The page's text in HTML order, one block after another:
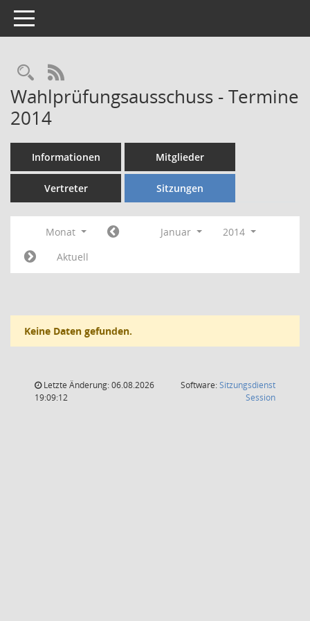
Toggle navigation
Rechercheauswahl
RSS-Feed
Wahlprüfungsausschuss - Termine
2014
Informationen Mitglieder
Vertreter Sitzungen
Monat Januar
2014
Aktuell
Keine Daten gefunden.
Letzte Änderung: 06.08.2026
19:09:12
Software:Sitzungsdienst
Session(Wird in